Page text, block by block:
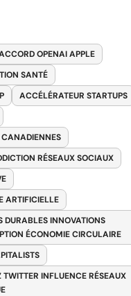
OPENAI APPLE
SANTÉ
ACCÉLÉRATEUR STARTUPS
CANADIENNES
RÉSEAUX SOCIAUX
ARTIFICIELLE
INNOVATIONS
ÉCONOMIE CIRCULAIRE
INFLUENCE RÉSEAUX